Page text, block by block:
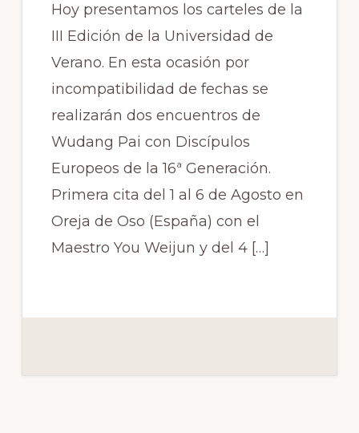
Hoy presentamos los carteles de la
III Edición de la Universidad de
Verano. En esta ocasión por
incompatibilidad de fechas se
realizarán dos encuentros de
Wudang Pai con Discípulos
Europeos de la 16ª Generación.
Primera cita del 1 al 6 de Agosto en
Oreja de Oso (España) con el
Maestro You Weijun y del 4 […]